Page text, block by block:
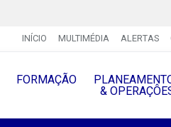
INÍCIO MULTIMÉDIA ALERTAS
FORMAÇÃO
&